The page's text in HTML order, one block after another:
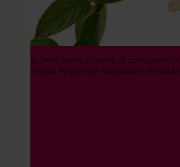
Qu'elles soient grosses et compactes
restent longtemps décoratives. ©